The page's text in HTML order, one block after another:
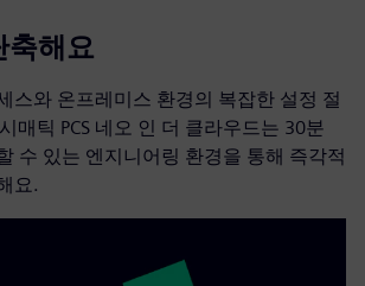
축해요
스와 온프레미스 환경의 복잡한 설정 절
매틱 PCS 네오 인 더 클라우드는 30분
수 있는 엔지니어링 환경을 통해 즉각적
요.